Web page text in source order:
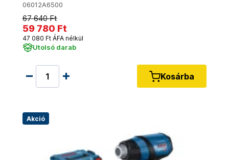
06012A6500
67 640 Ft
59 780 Ft
47 080 Ft ÁFA nélkül
Utolsó darab
Kosárba
Akció